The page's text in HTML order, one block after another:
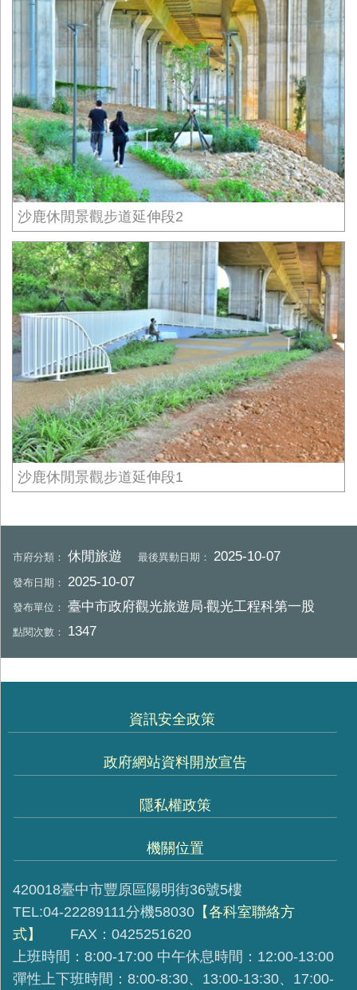
沙鹿休閒景觀步道延伸段2
沙鹿休閒景觀步道延伸段1
市府分類：休閒旅遊 最後異動日期：2025-10-07
發布日期： 2025-10-07
發布單位：臺中市政府觀光旅遊局‧觀光工程科第一股
點閱次數： 1347
資訊安全政策
政府網站資料開放宣告
隱私權政策
機關位置
420018臺中市豐原區陽明街36號5樓
TEL:04-22289111分機58030 【各科室聯絡方
式】
FAX：0425251620
上班時間：8:00-17:00 中午休息時間：12:00-13:00
彈性上下班時間：8:00-8:30、13:00-13:30、17:00-